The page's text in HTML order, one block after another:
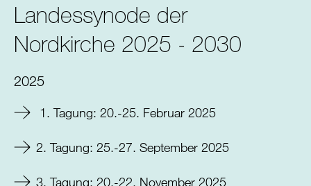
Landessynode der
Nordkirche 2025 - 2030
2025
1. Tagung: 20.-25. Februar 2025
2. Tagung: 25.-27. September 2025
3. Tagung: 20.-22. November 2025